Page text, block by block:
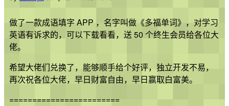
做了一款成语填字 APP ，名字叫做《多福单词》，对学习
英语有诉求的，可以下载看看，送 50 个终生会员给各位大
佬。
希望大佬们兑换了，能够顺手给个好评，独立开发不易，
再次祝各位大佬，早日财富自由，早日赢取白富美。
========================